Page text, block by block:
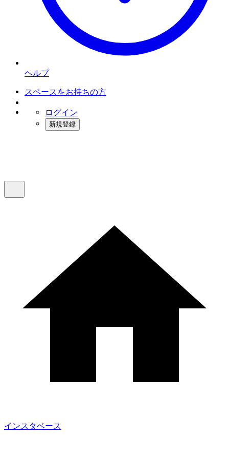
ヘルプ
スペースをお持ちの方
ログイン
新規登録
インスタベース